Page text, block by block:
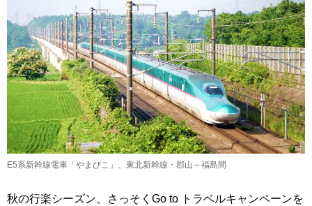
E5系新幹線電車「やまびこ」、東北新幹線・郡山～福島間
秋の行楽シーズン、さっそくGo to トラベルキャンペーンを